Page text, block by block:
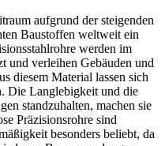
aufgrund der steigenden
Baustoffen weltweit ein
werden im
und verleihen Gebäuden und
diesem Material lassen sich
Die Langlebigkeit und die
standzuhalten, machen sie
Präzisionsrohre sind
besonders beliebt, da